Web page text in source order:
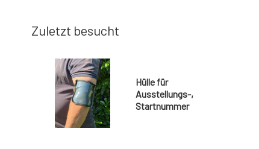
Zuletzt besucht
Hülle für
Ausstellungs-,
Startnummer